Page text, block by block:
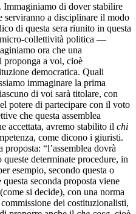
Immaginiamo di dover stabilire
serviranno a disciplinare il modo
di questa sera riunito in questa
micro-collettività politica —
ora che una
proponga a voi, cioè
democratica. Quali
immaginare la prima
di voi sarà titolare, con
potere di partecipare con il voto
che questa assemblea
accettata, avremo stabilito il chi
come dicono i giuristi.
“l’assemblea dovrà
determinate procedure, in
esempio, secondo questa o
seconda proposta viene
(come si decide), con una norma
dei costituzionalisti,